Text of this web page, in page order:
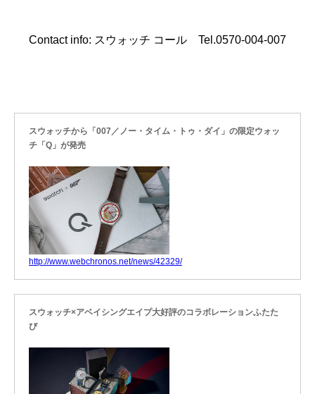
Contact info: スウォッチ コール Tel.0570-004-007
スウォッチから「007／ノー・タイム・トゥ・ダイ」の限定ウォッ
チ「Q」が発売
http://www.webchronos.net/news/42329/
スウォッチ×アベイシングエイプ大好評のコラボレーションふたた
び